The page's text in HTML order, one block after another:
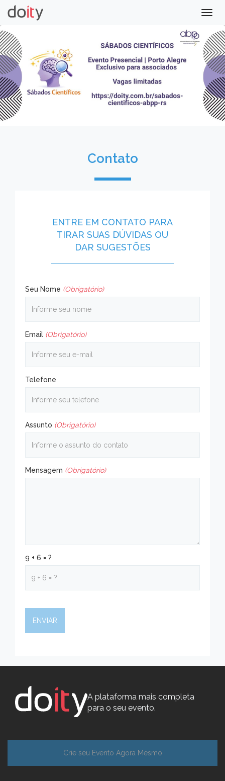
Contato
ENTRE EM CONTATO PARA
TIRAR SUAS DÚVIDAS OU
DAR SUGESTÕES
Seu Nome (Obrigatório)
Email (Obrigatório)
Telefone
Assunto (Obrigatório)
Mensagem (Obrigatório)
9 + 6 = ?
A plataforma mais completa
para o seu evento.
Crie seu Evento Agora Mesmo